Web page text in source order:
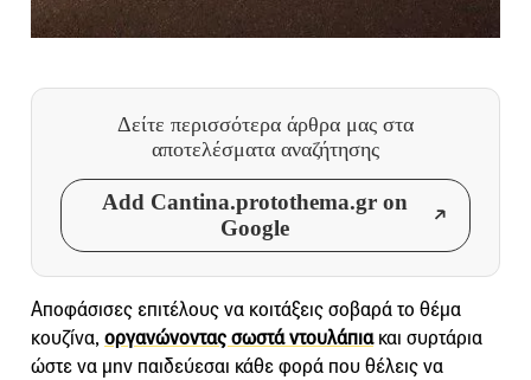
Δείτε περισσότερα άρθρα μας στα
αποτελέσματα αναζήτησης
Add Cantina.protothema.gr on
Google
Αποφάσισες επιτέλους να κοιτάξεις σοβαρά το θέμα
κουζίνα, οργανώνοντας σωστά ντουλάπιακαι συρτάρια
ώστε να μην παιδεύεσαι κάθε φορά που θέλεις να